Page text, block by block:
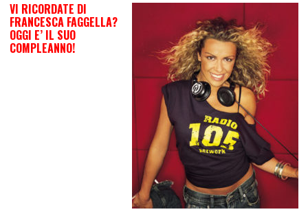
VI RICORDATE DI
FRANCESCA FAGGELLA?
OGGI E’ IL SUO
COMPLEANNO!